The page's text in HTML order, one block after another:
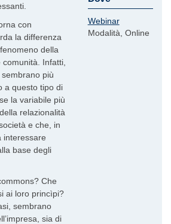
con
la differenza
della
Infatti,
più
a questo tipo di
la variabile più
relazionalità
e che, in
interessare
base degli
Che
ai loro princìpi?
sembrano
sia di
Webinar
Modalità, Online